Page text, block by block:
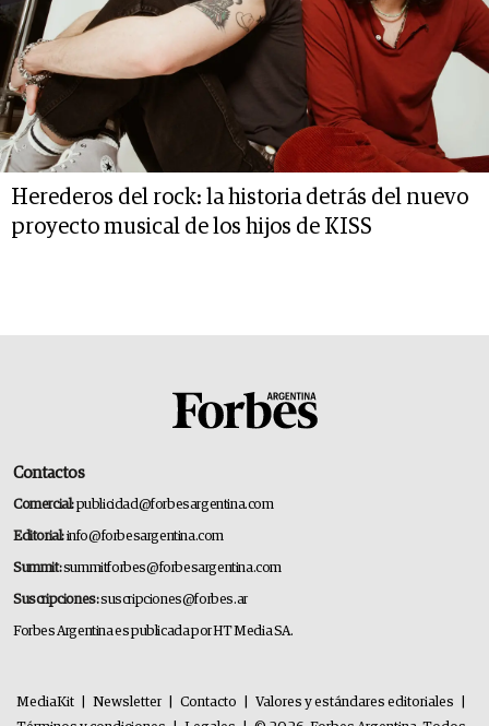
Herederos del rock: la historia detrás del nuevo
proyecto musical de los hijos de KISS
Contactos
Comercial:publicidad@forbesargentina.com
Editorial:info@forbesargentina.com
Summit:summitforbes@forbesargentina.com
Suscripciones:suscripciones@forbes.ar
Forbes Argentina es publicada por HT Media SA.
MediaKit Newsletter Contacto Valores y estándares editoriales